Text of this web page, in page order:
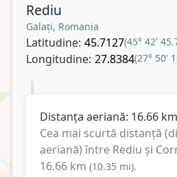
Rediu
Galați, Romania
Latitudine: 45.7127(45° 42'
Longitudine: 27.8384(27° 50'
Distanța aeriană: 16.66 km
Cea mai scurtă distanță
aeriană) între Rediu și
16.66 km (10.35 mi).